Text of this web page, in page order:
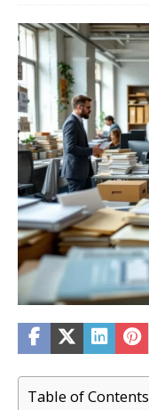
Table of Contents